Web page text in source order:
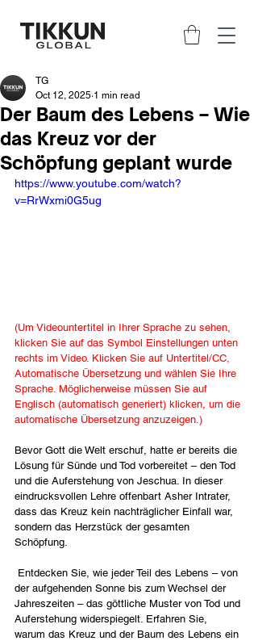
Der Baum des Lebens – Wie
das Kreuz vor der
Schöpfung geplant wurde
TG
Oct 12, 2025 1 min read
https://www.youtube.com/watch?
v=RrWxmi0G5ug
(Um Videountertitel in Ihrer Sprache zu sehen,
klicken Sie auf das Symbol Einstellungen unten
rechts im Video. Klicken Sie auf Untertitel/CC,
Automatische Übersetzung und wählen Sie Ihre
Sprache. Möglicherweise müssen Sie auf
Englisch (automatisch generiert) klicken, um die
automatische Übersetzung anzuzeigen.)
Bevor Gott die Welt erschuf, hatte er bereits die
Lösung für Sünde und Tod vorbereitet – den Tod
und die Auferstehung von Jeschua. In dieser
eindrucksvollen Lehre offenbart Asher Intrater,
dass das Kreuz kein nachträglicher Einfall war,
sondern das Herzstück der gesamten
Schöpfung.
der aufgehenden Sonne bis zum Wechsel der
Jahreszeiten – das göttliche Muster von Tod und
Auferstehung widerspiegelt. Erfahren Sie,
warum das Kreuz und der Baum des Lebens ein